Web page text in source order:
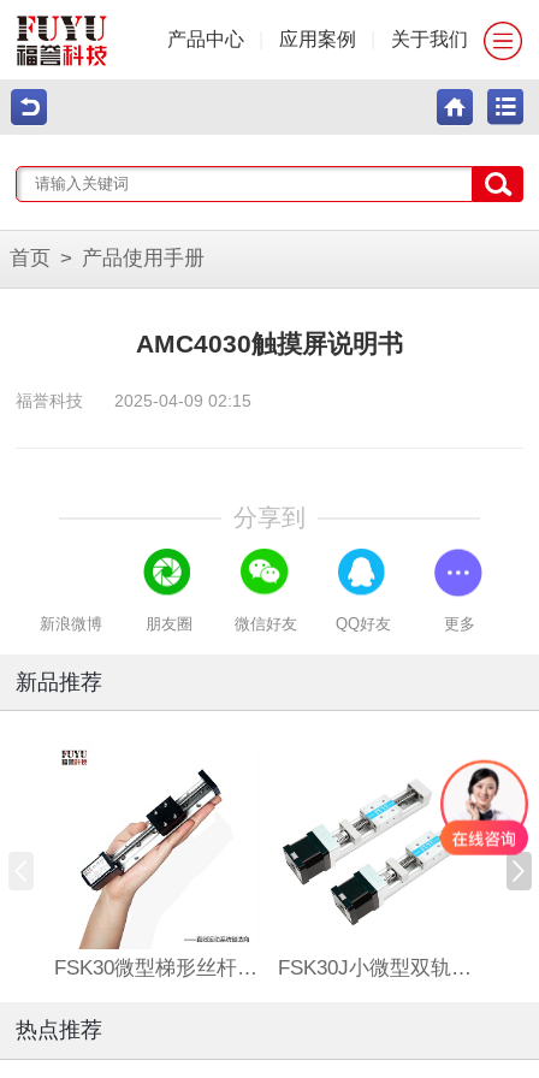
产品中心 应用案例 关于我们
首页 > 产品使用手册
AMC4030触摸屏说明书
福誉科技 2025-04-09 02:15
分享到
新浪微博 朋友圈 微信好友 QQ好友 更多
新品推荐
FSK30微型梯形丝杆滑台 FSK30J小微型双轨丝杆直线模组
热点推荐